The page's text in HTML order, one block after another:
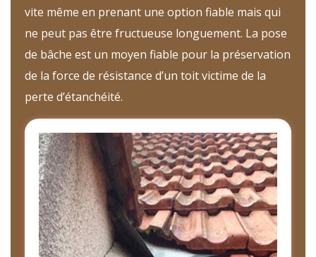
vite même en prenant une option fiable mais qui
ne peut pas être fructueuse longuement. La pose
de bâche est un moyen fiable pour la préservation
de la force de résistance d’un toit victime de la
perte d’étanchéité.